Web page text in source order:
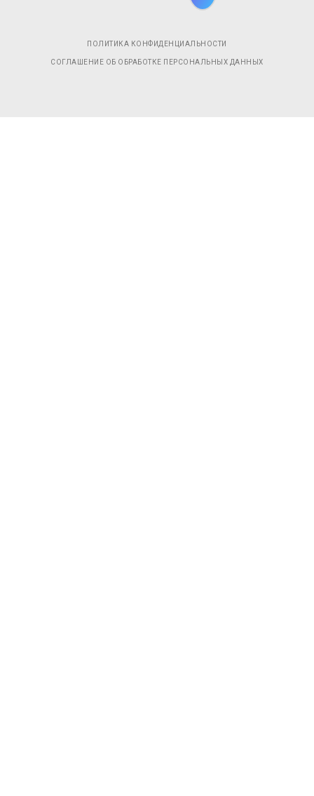
ПОЛИТИКА КОНФИДЕНЦИАЛЬНОСТИ
СОГЛАШЕНИЕ ОБ ОБРАБОТКЕ ПЕРСОНАЛЬНЫХ ДАННЫХ